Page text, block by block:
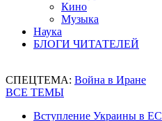
Кино
Музыка
Наука
БЛОГИ ЧИТАТЕЛЕЙ
СПЕЦТЕМА: Война в Иране
ВСЕ ТЕМЫ
Вступление Украины в ЕС